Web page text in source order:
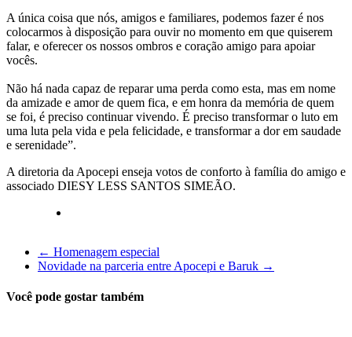
A única coisa que nós, amigos e familiares, podemos fazer é nos
colocarmos à disposição para ouvir no momento em que quiserem
falar, e oferecer os nossos ombros e coração amigo para apoiar
vocês.
Não há nada capaz de reparar uma perda como esta, mas em nome
da amizade e amor de quem fica, e em honra da memória de quem
se foi, é preciso continuar vivendo. É preciso transformar o luto em
uma luta pela vida e pela felicidade, e transformar a dor em saudade
e serenidade”.
A diretoria da Apocepi enseja votos de conforto à família do amigo e
associado DIESY LESS SANTOS SIMEÃO.
← Homenagem especial
Novidade na parceria entre Apocepi e Baruk →
Você pode gostar também